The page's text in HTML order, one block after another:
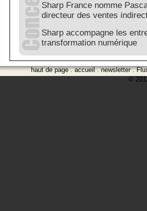
Sharp France nomme
directeur des ventes
Sharp accompagne les
transformation numérique
haut de page.accueil.newsletter.
©